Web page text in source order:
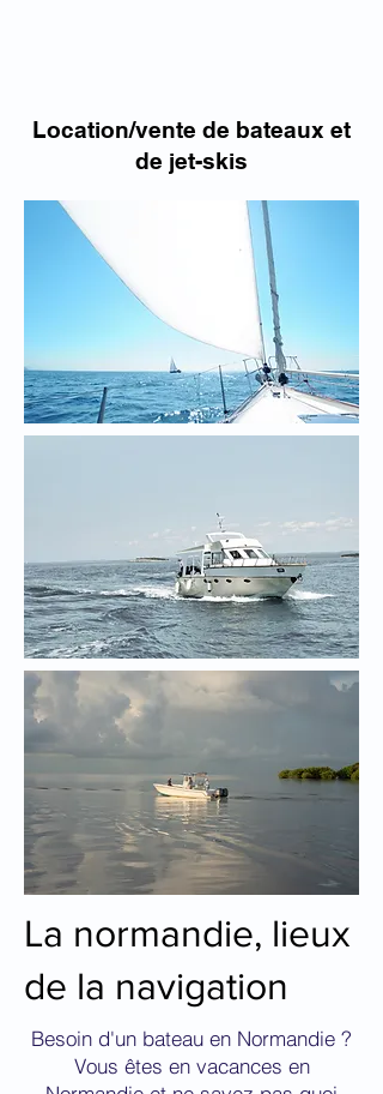
Location/vente de bateaux et
de jet-skis
La normandie, lieux
de la navigation
Besoin d'un bateau en Normandie ?
Vous êtes en vacances en